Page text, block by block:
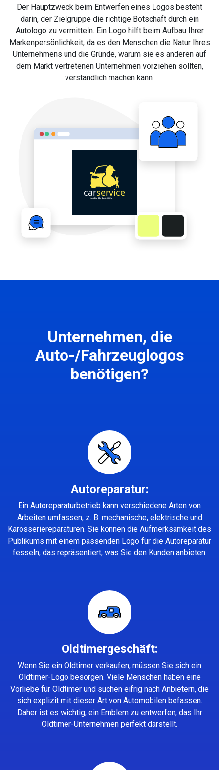
Der Hauptzweck beim Entwerfen eines Logos besteht
darin, der Zielgruppe die richtige Botschaft durch ein
Autologo zu vermitteln. Ein Logo hilft beim Aufbau Ihrer
Markenpersönlichkeit, da es den Menschen die Natur Ihres
Unternehmens und die Gründe, warum sie es anderen auf
dem Markt vertretenen Unternehmen vorziehen sollten,
verständlich machen kann.
Unternehmen, die
Auto-/Fahrzeuglogos
benötigen?
Autoreparatur:
Ein Autoreparaturbetrieb kann verschiedene Arten von
Arbeiten umfassen, z. B. mechanische, elektrische und
Karosseriereparaturen. Sie können die Aufmerksamkeit des
Publikums mit einem passenden Logo für die Autoreparatur
fesseln, das repräsentiert, was Sie den Kunden anbieten.
Oldtimergeschäft:
Wenn Sie ein Oldtimer verkaufen, müssen Sie sich ein
Oldtimer-Logo besorgen. Viele Menschen haben eine
Vorliebe für Oldtimer und suchen eifrig nach Anbietern, die
sich explizit mit dieser Art von Automobilen befassen.
Daher ist es wichtig, ein Emblem zu entwerfen, das Ihr
Oldtimer-Unternehmen perfekt darstellt.